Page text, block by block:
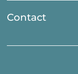
Contact